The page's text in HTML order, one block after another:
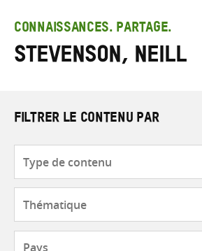
Saisir
les
termes
CONNAISSANCES. PARTAGE.
Stevenson, Neill
FILTRER LE CONTENU PAR
contenu